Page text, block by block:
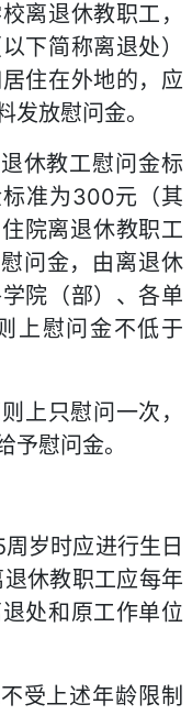
离退休教职工，
下简称离退处）
住在外地的，应
发放慰问金。
休教工慰问金标
准为300元（其
院离退休教职工
问金，由离退休
院（部）、各单
上慰问金不低于
上只慰问一次，
慰问金。
岁时应进行生日
休教职工应每年
处和原工作单位
受上述年龄限制